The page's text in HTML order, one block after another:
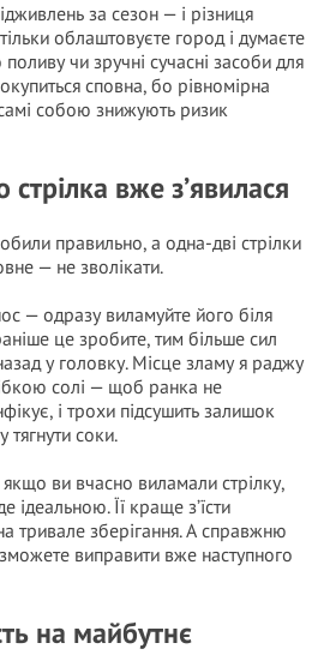
за сезон — і різниця
облаштовуєте город і думаєте
чи зручні сучасні засоби для
сповна, бо рівномірна
собою знижують ризик
вже з’явилася
правильно, а одна-дві стрілки
— не зволікати.
— одразу виламуйте його біля
це зробите, тим більше сил
у головку. Місце зламу я раджу
солі — щоб ранка не
і трохи підсушить залишок
тягнути соки.
якщо ви вчасно виламали стрілку,
ідеальною. Її краще з’їсти
тривале зберігання. А справжню
виправити вже наступного
на майбутнє